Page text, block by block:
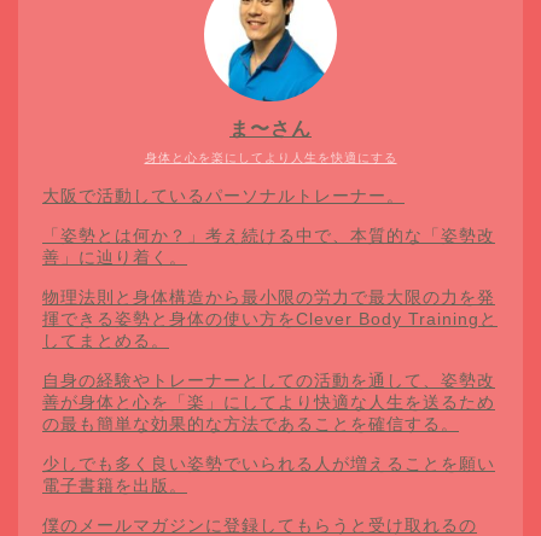
身体と心を楽にしてより人生を快適にする
ま〜さん
大阪で活動しているパーソナルトレーナー。
「姿勢とは何か？」考え続ける中で、本質的な「姿勢改
善」に辿り着く。
物理法則と身体構造から最小限の労力で最大限の力を発
揮できる姿勢と身体の使い方をClever Body Trainingと
してまとめる。
自身の経験やトレーナーとしての活動を通して、姿勢改
善が身体と心を「楽」にしてより快適な人生を送るため
の最も簡単な効果的な方法であることを確信する。
少しでも多く良い姿勢でいられる人が増えることを願い
電子書籍を出版。
僕のメールマガジンに登録してもらうと受け取れるの